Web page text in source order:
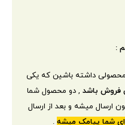
:
محصولی داشته باشین که یکی
فروش باشد , دو محصول شما
ارسال میشه و بعد از ارسال
شما پیامک میشه .